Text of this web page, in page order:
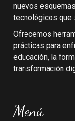
nuevos
tecnológicos que
Ofrecemos
prácticas para
educación, la
transformación
Menú